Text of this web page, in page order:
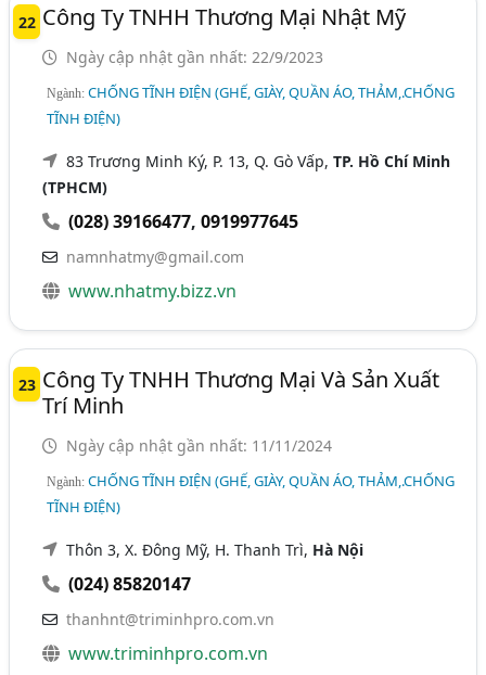
22 Công Ty TNHH Thương Mại Nhật Mỹ
Ngày cập nhật gần nhất: 22/9/2023
Ngành:CHỐNG TĨNH ĐIỆN (GHẾ, GIÀY, QUẦN ÁO, THẢM,.CHỐNG
TĨNH ĐIỆN)
83 Trương Minh Ký, P. 13, Q. Gò Vấp,TP. Hồ Chí Minh
(TPHCM)
(028) 39166477,0919977645
namnhatmy@gmail.com
www.nhatmy.bizz.vn
23 Công Ty TNHH Thương Mại Và Sản Xuất
Trí Minh
Ngày cập nhật gần nhất: 11/11/2024
Ngành:CHỐNG TĨNH ĐIỆN (GHẾ, GIÀY, QUẦN ÁO, THẢM,.CHỐNG
TĨNH ĐIỆN)
Thôn 3, X. Đông Mỹ, H. Thanh Trì, Hà Nội
(024) 85820147
thanhnt@triminhpro.com.vn
www.triminhpro.com.vn